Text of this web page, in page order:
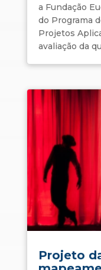
a Fundação
do Programa
Projetos
avaliação da
Projeto